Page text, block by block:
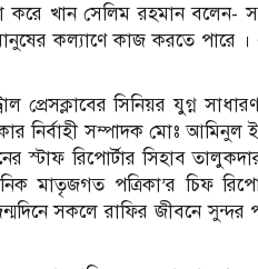
করে খান সেলিম রহমান
কল্যাণে কাজ করতে পারে
প্রেসক্লাবের সিনিয়র যুগ্ন
নির্বাহী সম্পাদক মোঃ আমিনুল
স্টাফ রিপোর্টার সিহাব
মাতৃজগত পত্রিকা’র চিফ
সকলে রাফির জীবনে